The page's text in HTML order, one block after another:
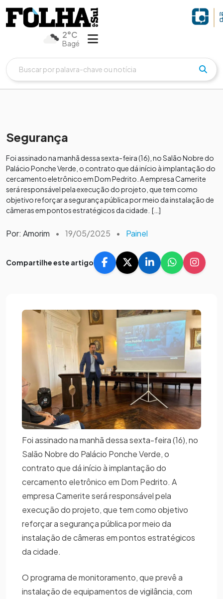
2°C
Bagé
Segurança
Foi assinado na manhã dessa sexta-feira (16), no Salão Nobre do
Palácio Ponche Verde, o contrato que dá início à implantação do
cercamento eletrônico em Dom Pedrito. A empresa Camerite
será responsável pela execução do projeto, que tem como
objetivo reforçar a segurança pública por meio da instalação de
câmeras em pontos estratégicos da cidade. […]
Por: Amorim • 19/05/2025 • Painel
Compartilhe este artigo
Foi assinado na manhã dessa sexta-feira (16), no
Salão Nobre do Palácio Ponche Verde, o
contrato que dá início à implantação do
cercamento eletrônico em Dom Pedrito. A
empresa Camerite será responsável pela
execução do projeto, que tem como objetivo
reforçar a segurança pública por meio da
instalação de câmeras em pontos estratégicos
da cidade.
O programa de monitoramento, que prevê a
instalação de equipamentos de vigilância, com